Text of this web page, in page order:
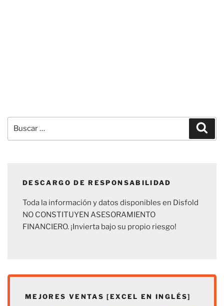
por:
DESCARGO DE RESPONSABILIDAD
Toda la información y datos disponibles en Disfold
NO CONSTITUYEN ASESORAMIENTO
FINANCIERO. ¡Invierta bajo su propio riesgo!
MEJORES VENTAS [EXCEL EN INGLÉS]